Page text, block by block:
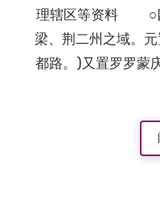
理辖区等资料 ○
梁、荆二州之域。
都路。)又置罗罗蒙